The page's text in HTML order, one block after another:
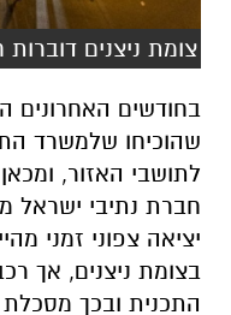
צומת ניצנים דוברות
בחודשים האחרונים
שהוכיחו שלמשרד
לתושבי האזור,
חברת נתיבי ישראל
יציאה צפוני זמני
בצומת ניצנים, אך
התכנית ובכך מסכלת